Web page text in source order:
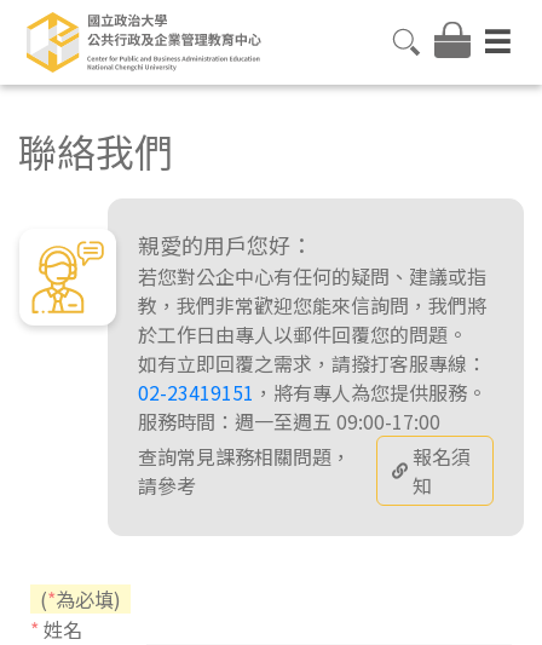
聯絡我們
親愛的用戶您好：
若您對公企中心有任何的疑問、建議或指
教，我們非常歡迎您能來信詢問，我們將
於工作日由專人以郵件回覆您的問題。
如有立即回覆之需求，請撥打客服專線：
02-23419151 ，將有專人為您提供服務。
服務時間：週一至週五 09:00-17:00
查詢常見課務相關問題，
請參考
報名須
知
(*為必填)
* 姓名